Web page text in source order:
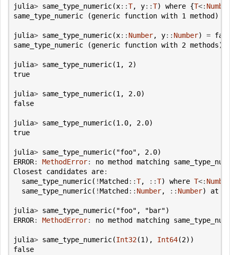
julia> same_type_numeric(x::T, y::T) where {T<:
same_type_numeric
(generic function with 1 method)
julia> same_type_numeric(x:: Number, y:: Number) =
same_type_numeric
(generic function with 2 methods)
julia> same_type_numeric(1 , 2)
true
julia> same_type_numeric(1 , 2.0)
false
julia> same_type_numeric(1.0, 2.0)
true
julia> same_type_numeric( "foo" , 2.0)
ERROR: MethodError: no method matching
Closest
candidates are:
same_type_numeric( !Matched::T, ::T) where T<:
same_type_numeric( !Matched:: Number, :: Number) at
julia> same_type_numeric( "foo" , "bar")
ERROR: MethodError: no method matching
julia> same_type_numeric(Int32(1 ), Int64(2))
false